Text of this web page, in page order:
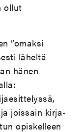
ollut
”omaksi
läheltä
hänen
joissain kirja-
opiskelleen